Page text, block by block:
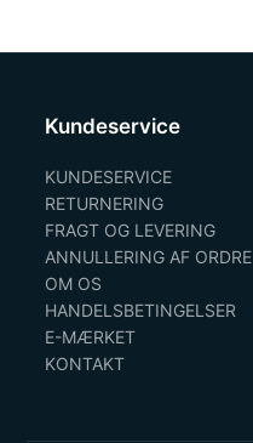
Kundeservice
KUNDESERVICE
RETURNERING
FRAGT OG LEVERING
ANNULLERING AF ORDRE
OM OS
HANDELSBETINGELSER
E-MÆRKET
KONTAKT